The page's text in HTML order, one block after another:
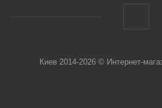
Киев 2014-2026 © Интернет-